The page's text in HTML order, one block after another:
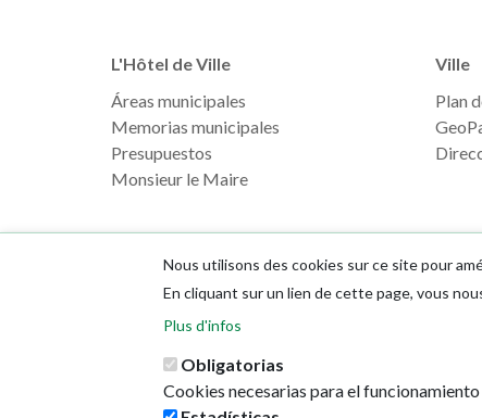
L'Hôtel de Ville
Áreas municipales
Memorias municipales
Presupuestos
Monsieur le Maire
Ville
Plan
Nous utilisons des cookies sur ce site pour
En cliquant sur un lien de cette page, vous
Plus d'infos
Obligatorias
Cookies necesarias para el